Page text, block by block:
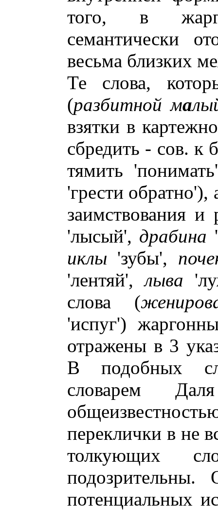
того, в
семантически
весьма близких
Те слова,
(разбитной ма
взятки в
сбредить - сов. к
тямить
'грести обратно'),
заимствования и
'лысый', драбина
иклы 'зубы',
'лентяй',лыва
слова (
'испуг')
отражены в 3
В подобных
словарем
переклички в не
толкующих
подозрительны.
потенциальных